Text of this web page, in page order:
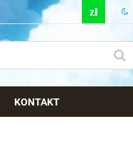
KONTAKT